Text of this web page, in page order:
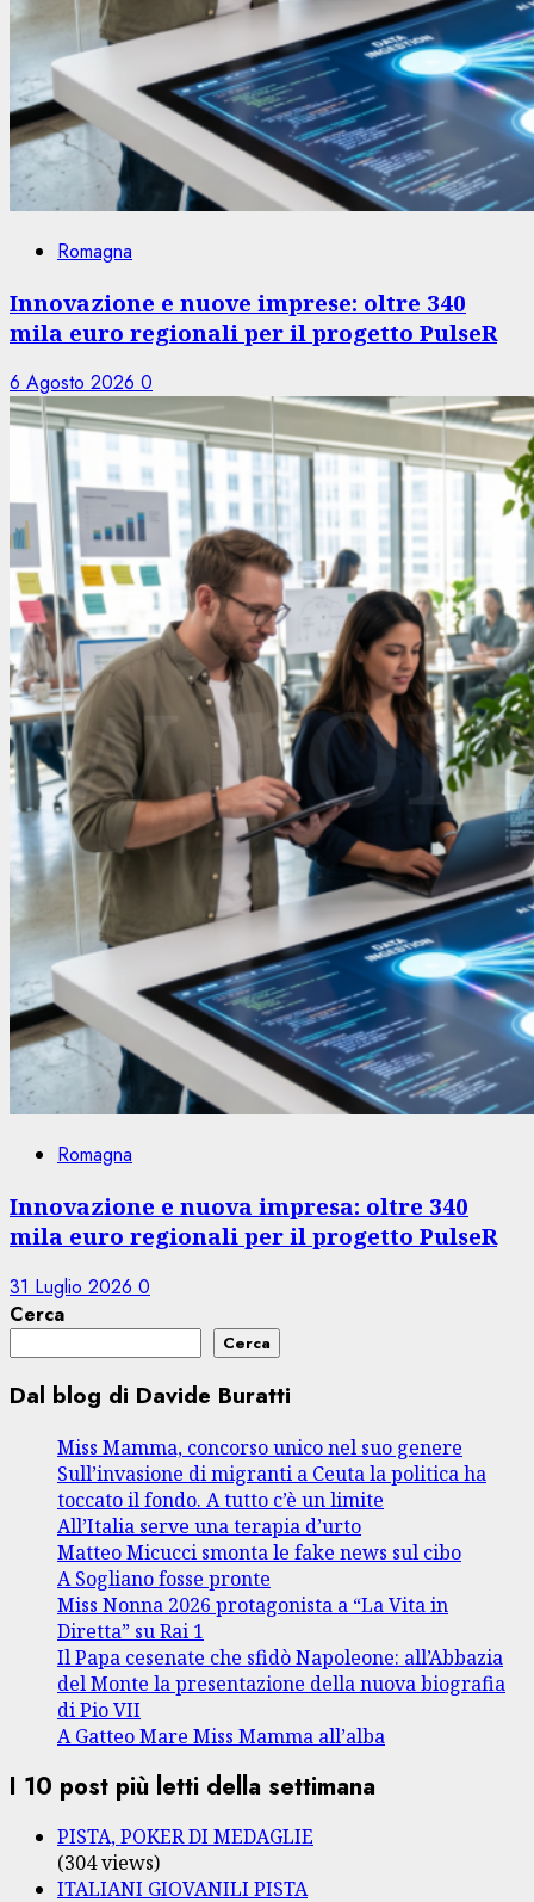
Romagna
Innovazione e nuove imprese: oltre 340
mila euro regionali per il progetto PulseR
6 Agosto 2026 0
Romagna
Innovazione e nuova impresa: oltre 340
mila euro regionali per il progetto PulseR
31 Luglio 2026 0
Cerca
Cerca
Dal blog di Davide Buratti
Miss Mamma, concorso unico nel suo genere
Sull’invasione di migranti a Ceuta la politica ha
toccato il fondo. A tutto c’è un limite
All’Italia serve una terapia d’urto
Matteo Micucci smonta le fake news sul cibo
A Sogliano fosse pronte
Miss Nonna 2026 protagonista a “La Vita in
Diretta” su Rai 1
Il Papa cesenate che sfidò Napoleone: all’Abbazia
del Monte la presentazione della nuova biografia
di Pio VII
A Gatteo Mare Miss Mamma all’alba
I 10 post più letti della settimana
PISTA, POKER DI MEDAGLIE
(304 views)
ITALIANI GIOVANILI PISTA